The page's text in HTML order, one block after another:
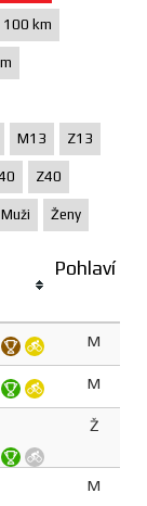
100 km
M13 Z13
Z40
Muži Ženy
Pohlaví
M
M
Ž
M